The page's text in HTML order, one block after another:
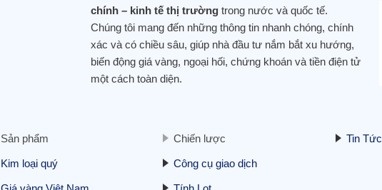
chính – kinh tế thị trường trong nước và quốc tế.
Chúng tôi mang đến những thông tin nhanh chóng, chính
xác và có chiều sâu, giúp nhà đầu tư nắm bắt xu hướng,
biến động giá vàng, ngoại hối, chứng khoán và tiền điện tử
một cách toàn diện.
Sản phẩm
Kim loại quý
Chiến lược
Công cụ giao dịch
Tin Tức